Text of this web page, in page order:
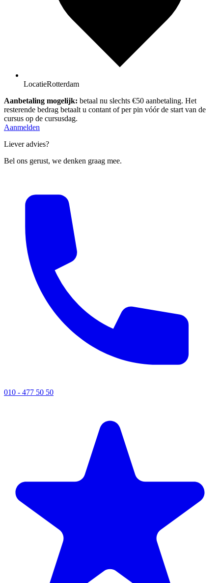
LocatieRotterdam
Aanbetaling mogelijk: betaal nu slechts €50 aanbetaling. Het
resterende bedrag betaalt u contant of per pin vóór de start van de
cursus op de cursusdag.
Aanmelden
Liever advies?
Bel ons gerust, we denken graag mee.
010 - 477 50 50